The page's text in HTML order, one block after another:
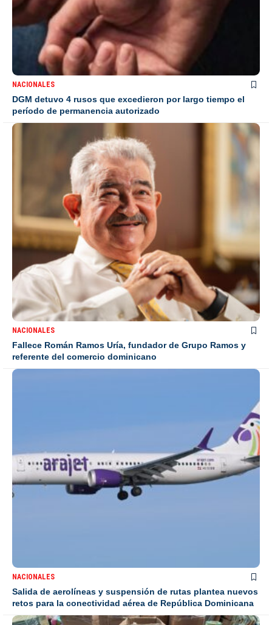
NACIONALES
DGM detuvo 4 rusos que excedieron por largo tiempo el
período de permanencia autorizado
NACIONALES
Fallece Román Ramos Uría, fundador de Grupo Ramos y
referente del comercio dominicano
NACIONALES
Salida de aerolíneas y suspensión de rutas plantea nuevos
retos para la conectividad aérea de República Dominicana